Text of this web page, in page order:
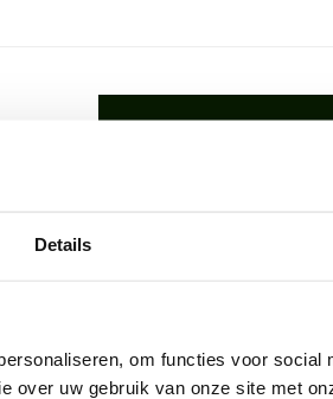
Details
om functies voor social
over uw gebruik van onze site met
Wil je advies of heb je een
Specificaties